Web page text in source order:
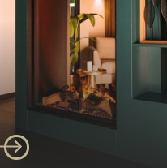
Faber E-Matrix Vertical
800/1600 ST